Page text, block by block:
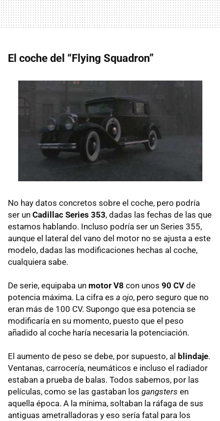
El coche del “Flying Squadron”
No hay datos concretos sobre el coche, pero podría
ser un Cadillac Series 353, dadas las fechas de las que
estamos hablando. Incluso podría ser un Series 355,
aunque el lateral del vano del motor no se ajusta a este
modelo, dadas las modificaciones hechas al coche,
cualquiera sabe.
De serie, equipaba un motor V8 con unos 90 CV de
potencia máxima. La cifra es a ojo, pero seguro que no
eran más de 100 CV. Supongo que esa potencia se
modificaría en su momento, puesto que el peso
añadido al coche haría necesaria la potenciación.
El aumento de peso se debe, por supuesto, al blindaje.
Ventanas, carrocería, neumáticos e incluso el radiador
estaban a prueba de balas. Todos sabemos, por las
películas, como se las gastaban los gangsters en
aquella época. A la mínima, soltaban la ráfaga de sus
antiguas ametralladoras y eso sería fatal para los